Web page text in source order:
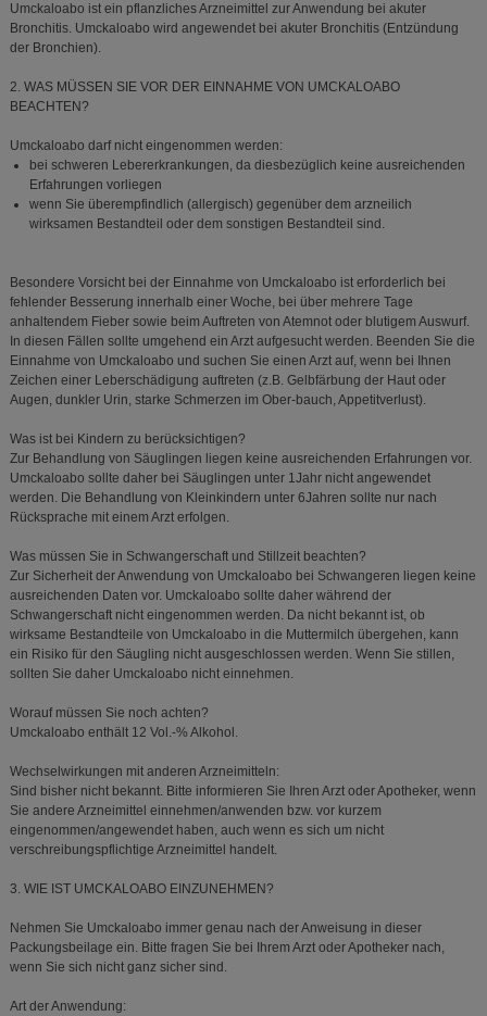
Umckaloabo ist ein pflanzliches Arzneimittel zur Anwendung bei akuter
Bronchitis. Umckaloabo wird angewendet bei akuter Bronchitis (Entzündung
der Bronchien).
2. WAS MÜSSEN SIE VOR DER EINNAHME VON UMCKALOABO
BEACHTEN?
Umckaloabo darf nicht eingenommen werden:
bei schweren Lebererkrankungen, da diesbezüglich keine ausreichenden
Erfahrungen vorliegen
wenn Sie überempfindlich (allergisch) gegenüber dem arzneilich
wirksamen Bestandteil oder dem sonstigen Bestandteil sind.
Besondere Vorsicht bei der Einnahme von Umckaloabo ist erforderlich bei
fehlender Besserung innerhalb einer Woche, bei über mehrere Tage
anhaltendem Fieber sowie beim Auftreten von Atemnot oder blutigem Auswurf.
In diesen Fällen sollte umgehend ein Arzt aufgesucht werden. Beenden Sie die
Einnahme von Umckaloabo und suchen Sie einen Arzt auf, wenn bei Ihnen
Zeichen einer Leberschädigung auftreten (z.B. Gelbfärbung der Haut oder
Augen, dunkler Urin, starke Schmerzen im Ober-bauch, Appetitverlust).
Was ist bei Kindern zu berücksichtigen?
Zur Behandlung von Säuglingen liegen keine ausreichenden Erfahrungen vor.
Umckaloabo sollte daher bei Säuglingen unter 1Jahr nicht angewendet
werden. Die Behandlung von Kleinkindern unter 6Jahren sollte nur nach
Rücksprache mit einem Arzt erfolgen.
Was müssen Sie in Schwangerschaft und Stillzeit beachten?
Zur Sicherheit der Anwendung von Umckaloabo bei Schwangeren liegen keine
ausreichenden Daten vor. Umckaloabo sollte daher während der
Schwangerschaft nicht eingenommen werden. Da nicht bekannt ist, ob
wirksame Bestandteile von Umckaloabo in die Muttermilch übergehen, kann
ein Risiko für den Säugling nicht ausgeschlossen werden. Wenn Sie stillen,
sollten Sie daher Umckaloabo nicht einnehmen.
Worauf müssen Sie noch achten?
Umckaloabo enthält 12 Vol.-% Alkohol.
Wechselwirkungen mit anderen Arzneimitteln:
Sind bisher nicht bekannt. Bitte informieren Sie Ihren Arzt oder Apotheker, wenn
Sie andere Arzneimittel einnehmen/anwenden bzw. vor kurzem
eingenommen/angewendet haben, auch wenn es sich um nicht
verschreibungspflichtige Arzneimittel handelt.
3. WIE IST UMCKALOABO EINZUNEHMEN?
Nehmen Sie Umckaloabo immer genau nach der Anweisung in dieser
Packungsbeilage ein. Bitte fragen Sie bei Ihrem Arzt oder Apotheker nach,
wenn Sie sich nicht ganz sicher sind.
Art der Anwendung: